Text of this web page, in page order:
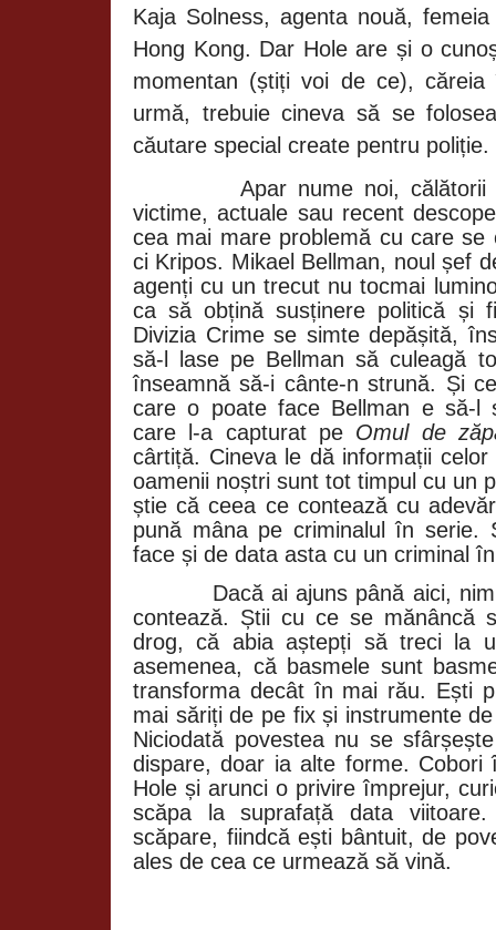
Kaja Solness, agenta nouă,
Hong Kong. Dar Hole are și o
momentan (știți voi de ce),
urmă, trebuie cineva să se
căutare special create pentru poliție.
Apar nume noi,
victime, actuale sau recent
cea mai mare problemă cu care se
ci Kripos. Mikael Bellman, noul șef
agenți cu un trecut nu tocmai
ca să obțină susținere politică și
Divizia Crime se simte depășită,
să-l lase pe Bellman să culeagă
înseamnă să-i cânte-n strună. Și
care o poate face Bellman e să-l
care l-a capturat pe Omul de
cârtiță. Cineva le dă informații
oamenii noștri sunt tot timpul cu un
știe că ceea ce contează cu
pună mâna pe criminalul în serie.
face și de data asta cu un criminal
Dacă ai ajuns până aici, nimic
contează. Știi cu ce se mănâncă
drog, că abia aștepți să treci la
asemenea, că basmele sunt
transforma decât în mai rău. Ești
mai săriți de pe fix și instrumente
Niciodată povestea nu se
dispare, doar ia alte forme.
Hole și arunci o privire împrejur,
scăpa la suprafață data
scăpare, fiindcă ești bântuit, de
ales de cea ce urmează să vină.